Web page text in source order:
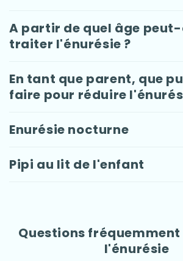
A partir de quel âge
traiter l'énurésie ?
En tant que parent, que
faire pour réduire
Enurésie nocturne
Pipi au lit de l'enfant
Questions fréquemment
l'énurésie